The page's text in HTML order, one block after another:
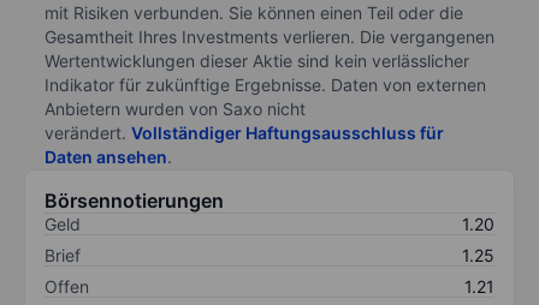
mit Risiken verbunden. Sie können einen Teil oder die
Gesamtheit Ihres Investments verlieren. Die vergangenen
Wertentwicklungen dieser Aktie sind kein verlässlicher
Indikator für zukünftige Ergebnisse. Daten von externen
Anbietern wurden von Saxo nicht
verändert. Vollständiger Haftungsausschluss für
Daten ansehen.
Börsennotierungen
Geld
1.20
Brief
1.25
Offen
1.21